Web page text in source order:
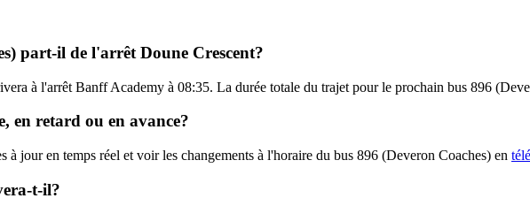
part-il de l'arrêt Doune Crescent?
à l'arrêt Banff Academy à 08:35. La durée totale du trajet pour le prochain bus 896
en retard ou en avance?
jour en temps réel et voir les changements à l'horaire du bus 896 (Deveron Coaches) en
t-il?